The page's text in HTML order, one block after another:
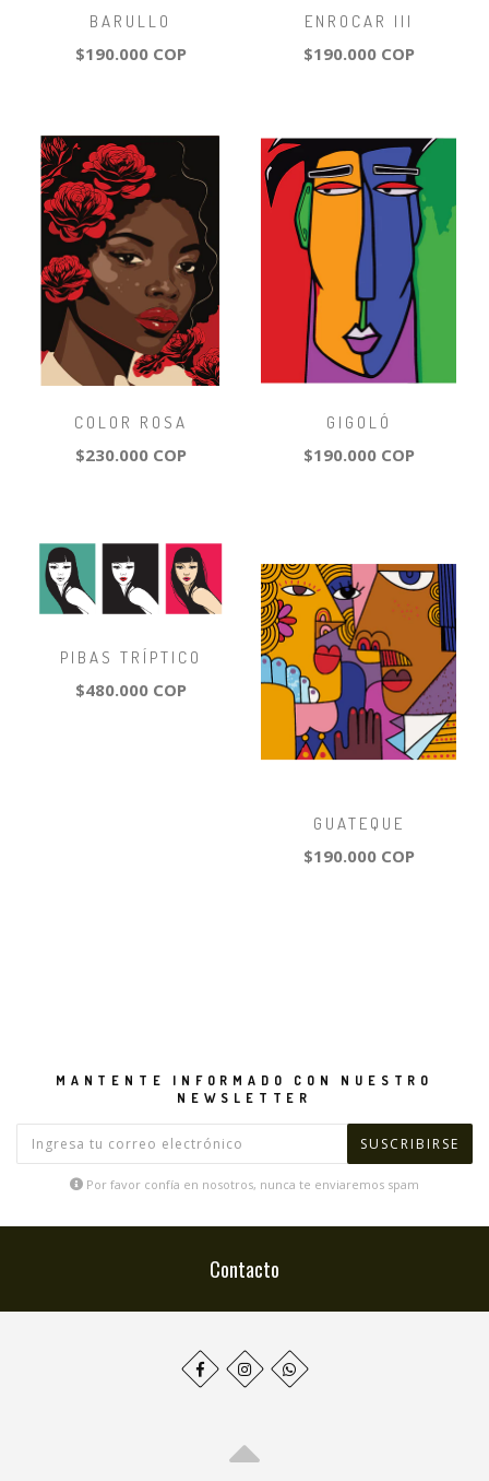
BARULLO
$190.000 COP
ENROCAR III
$190.000 COP
COLOR ROSA
$230.000 COP
GIGOLÓ
$190.000 COP
PIBAS TRÍPTICO
$480.000 COP
GUATEQUE
$190.000 COP
MANTENTE INFORMADO CON NUESTRO
NEWSLETTER
Por favor confía en nosotros, nunca te enviaremos spam
Contacto